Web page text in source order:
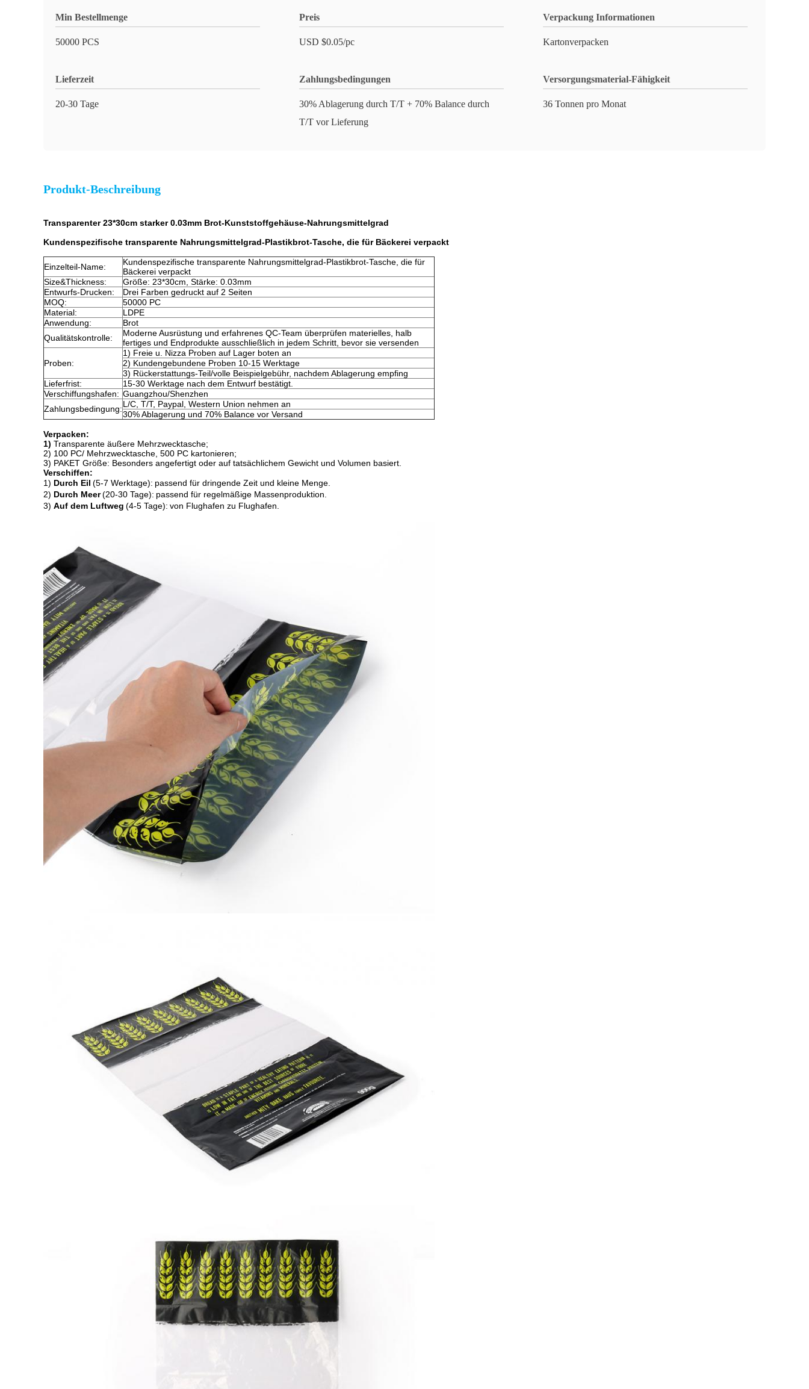
Min Bestellmenge
50000 PCS
Preis
USD $0.05/pc
Verpackung Informationen
Kartonverpacken
Lieferzeit
20-30 Tage
Zahlungsbedingungen
30% Ablagerung durch T/T + 70% Balance durch
T/T vor Lieferung
Versorgungsmaterial-Fähigkeit
36 Tonnen pro Monat
Produkt-Beschreibung
Transparenter 23*30cm starker 0.03mm Brot-Kunststoffgehäuse-Nahrungsmittelgrad
Kundenspezifische transparente Nahrungsmittelgrad-Plastikbrot-Tasche, die für Bäckerei verpackt
Einzelteil-Name:
Kundenspezifische transparente Nahrungsmittelgrad-Plastikbrot-Tasche, die für
Bäckerei verpackt
Size&Thickness:
Größe: 23*30cm, Stärke: 0.03mm
Entwurfs-Drucken:
Drei Farben gedruckt auf 2 Seiten
MOQ:
50000 PC
Material:
LDPE
Anwendung:
Brot
Qualitätskontrolle:
Moderne Ausrüstung und erfahrenes QC-Team überprüfen materielles, halb
fertiges und Endprodukte ausschließlich in jedem Schritt, bevor sie versenden
Proben:
1) Freie u. Nizza Proben auf Lager boten an
2) Kundengebundene Proben 10-15 Werktage
3) Rückerstattungs-Teil/volle Beispielgebühr, nachdem Ablagerung empfing
Lieferfrist:
15-30 Werktage nach dem Entwurf bestätigt.
Verschiffungshafen: Guangzhou/Shenzhen
Zahlungsbedingung:L/C, T/T, Paypal, Western Union nehmen an
30% Ablagerung und 70% Balance vor Versand
Verpacken:
1) Transparente äußere Mehrzwecktasche;
2) 100 PC/ Mehrzwecktasche, 500 PC kartonieren;
3) PAKET Größe: Besonders angefertigt oder auf tatsächlichem Gewicht und Volumen basiert.
Verschiffen:
1) Durch Eil (5-7 Werktage): passend für dringende Zeit und kleine Menge.
2) Durch Meer(20-30 Tage): passend für regelmäßige Massenproduktion.
3) Auf dem Luftweg (4-5 Tage): von Flughafen zu Flughafen.